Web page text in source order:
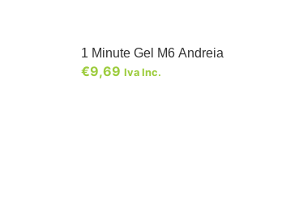
1 Minute Gel M6 Andreia
€9,69 Iva Inc.